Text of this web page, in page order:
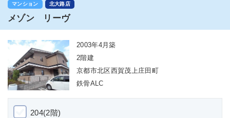
マンション 北大路店
メゾン リーヴ
2003年4月築
2階建
京都市北区西賀茂上庄田町
鉄骨ALC
204(2階)